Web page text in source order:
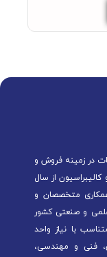
در زمینه فروش و
کالیبراسیون از سال
همکاری متخصصان و
و صنعتی کشور
با نیاز واحد
فنی و مهندسی،